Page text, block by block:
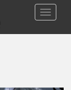
Toggle